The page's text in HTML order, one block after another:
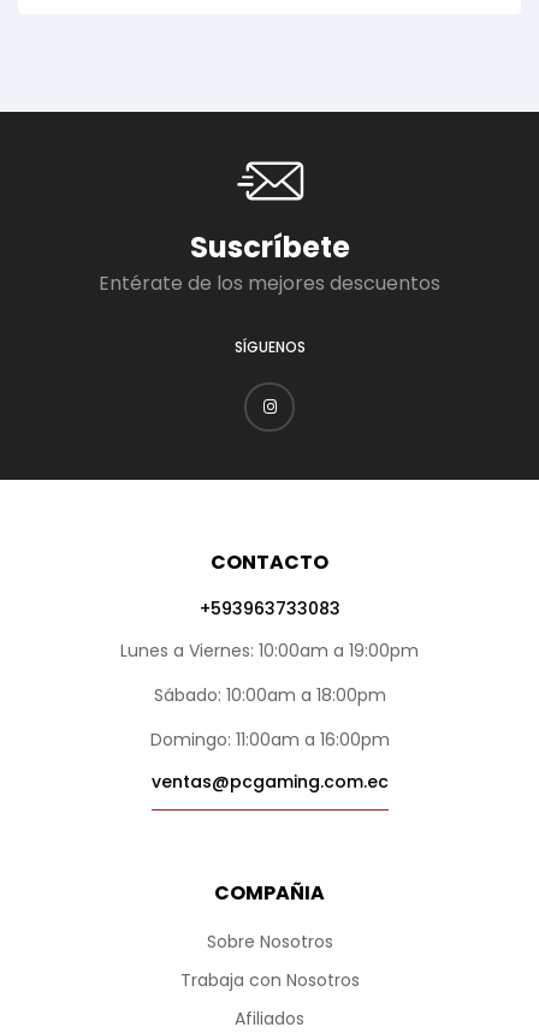
Suscríbete
Entérate de los mejores descuentos
SÍGUENOS
COMPAÑIA
Sobre Nosotros
Trabaja con Nosotros
Afiliados
CONTACTO
+593963733083
Lunes a Viernes: 10:00am a 19:00pm
Sábado: 10:00am a 18:00pm
Domingo: 11:00am a 16:00pm
ventas@pcgaming.com.ec